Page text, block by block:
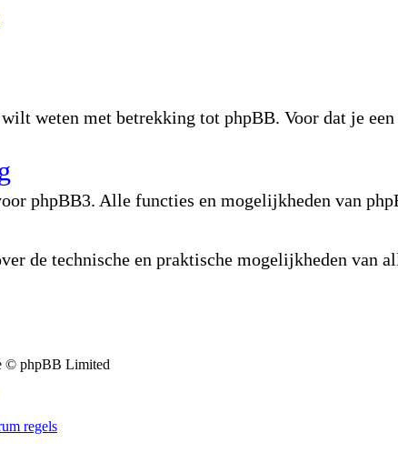
weten met betrekking tot phpBB. Voor dat je
phpBB3. Alle functies en mogelijkheden van
de technische en praktische mogelijkheden van
© phpBB Limited
regels